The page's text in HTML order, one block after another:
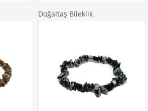
Doğaltaş Bileklik